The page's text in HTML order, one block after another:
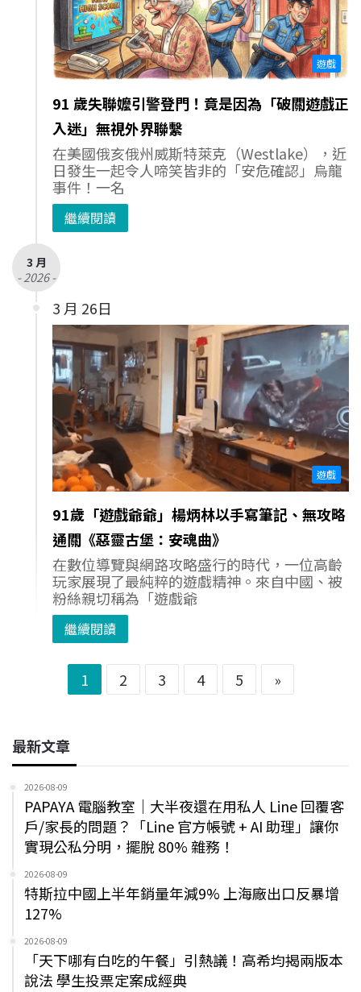
遊戲
91 歲失聯嬤引警登門！竟是因為「破關遊戲正
入迷」無視外界聯繫
在美國俄亥俄州威斯特萊克（Westlake），近
日發生一起令人啼笑皆非的「安危確認」烏龍
事件！一名
繼續閱讀
3 月
- 2026 -
3 月 26日
遊戲
91歲「遊戲爺爺」楊炳林以手寫筆記、無攻略
通關《惡靈古堡：安魂曲》
在數位導覽與網路攻略盛行的時代，一位高齡
玩家展現了最純粹的遊戲精神。來自中國、被
粉絲親切稱為「遊戲爺
繼續閱讀
1 2 3 4 5 »
最新文章
2026-08-09
PAPAYA 電腦教室｜大半夜還在用私人 Line 回覆客
戶/家長的問題？「Line 官方帳號 + AI 助理」讓你
實現公私分明，擺脫 80% 雜務！
2026-08-09
特斯拉中國上半年銷量年減9% 上海廠出口反暴增
127%
2026-08-09
「天下哪有白吃的午餐」引熱議！高希均揭兩版本
說法 學生投票定案成經典